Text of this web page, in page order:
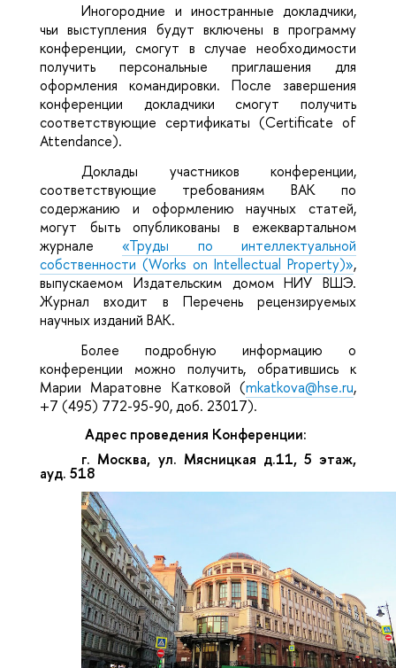
Иногородние и иностранные докладчики,
чьи выступления будут включены в программу
конференции, смогут в случае необходимости
получить персональные приглашения для
оформления командировки. После завершения
конференции докладчики смогут получить
соответствующие сертификаты (Certificate of
Attendance).
Доклады участников конференции,
соответствующие требованиям ВАК по
содержанию и оформлению научных статей,
могут быть опубликованы в ежеквартальном
журнале«Труды по интеллектуальной
собственности (Works on Intellectual Property)»,
выпускаемом Издательским домом НИУ ВШЭ.
Журнал входит в Перечень рецензируемых
научных изданий ВАК.
Более подробную информацию о
конференции можно получить, обратившись к
Марии Маратовне Катковой (mkatkova@hse.ru,
+7 (495) 772-95-90, доб. 23017).
Адрес проведения Конференции:
г. Москва, ул. Мясницкая д.11, 5 этаж,
ауд. 518